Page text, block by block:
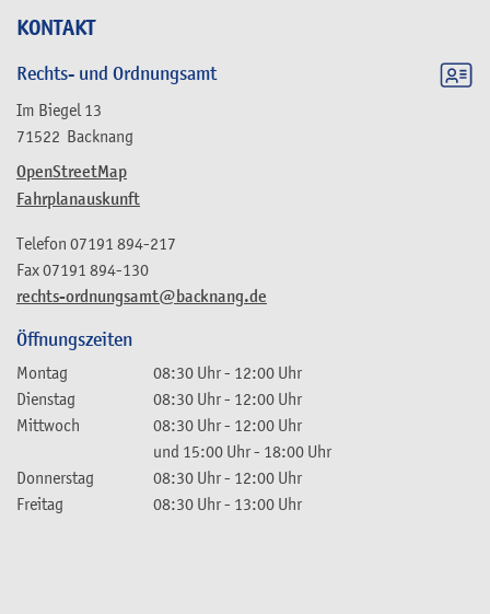
KONTAKT
Rechts- und Ordnungsamt
Im Biegel 13
71522 Backnang
OpenStreetMap
Fahrplanauskunft
rechts-ordnungsamt@backnang.de
Telefon 07191 894-217
Fax07191 894-130
Öffnungszeiten
Montag 08:30 Uhr- 12:00 Uhr
Dienstag
08:30 Uhr- 12:00 Uhr
Mittwoch
08:30 Uhr- 12:00 Uhr
und 15:00 Uhr- 18:00 Uhr
Donnerstag
08:30 Uhr- 12:00 Uhr
Freitag
08:30 Uhr- 13:00 Uhr